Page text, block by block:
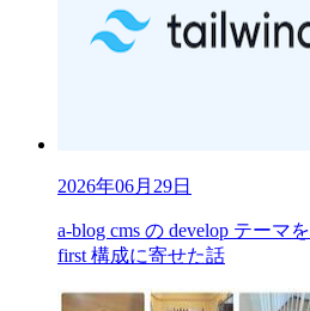
2026年06月29日
a-blog cms の develop テーマ
first 構成に寄せた話